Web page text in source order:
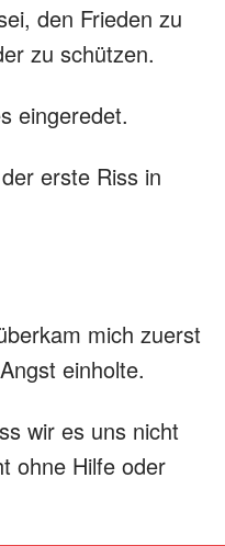
den Frieden zu
zu schützen.
eingeredet.
erste Riss in
mich zuerst
einholte.
wir es uns nicht
ohne Hilfe oder